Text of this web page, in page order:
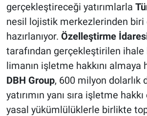
gerçekleştireceği yatırımlarla
nesil lojistik merkezlerinden biri
hazırlanıyor. Özelleştirme
tarafından gerçekleştirilen ihale
limanın işletme hakkını almaya
DBH Group, 600 milyon dolarlık
yatırımın yanı sıra işletme
yasal yükümlülüklerle birlikte